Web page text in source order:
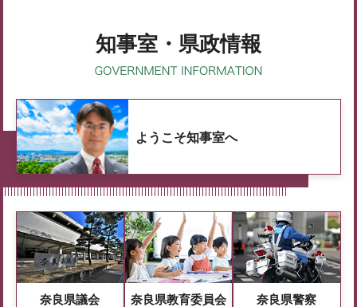
知事室・県政情報
ようこそ知事室へ
奈良県議会 奈良県教育委員会 奈良県警察